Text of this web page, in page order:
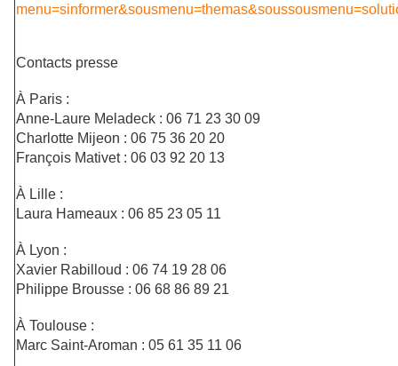
Contacts presse
À Paris :
Anne-Laure Meladeck : 06 71 23 30 09
Charlotte Mijeon : 06 75 36 20 20
François Mativet : 06 03 92 20 13
À Lille :
Laura Hameaux : 06 85 23 05 11
À Lyon :
Xavier Rabilloud : 06 74 19 28 06
Philippe Brousse : 06 68 86 89 21
À Toulouse :
Marc Saint-Aroman : 05 61 35 11 06